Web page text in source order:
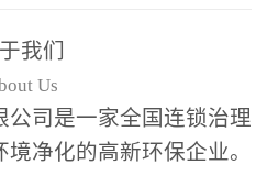
我们
Us
公司是一家全国连锁治理
净化的高新环保企业。